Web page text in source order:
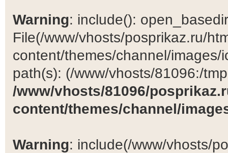
Warning: include():
File(/www/vhosts/posprikaz.ru/
content/themes/channel/
path(s): (/www/vhosts/81096:/
/www/vhosts/81096/
content/themes/channel/
Warning: include(/www/vhosts/